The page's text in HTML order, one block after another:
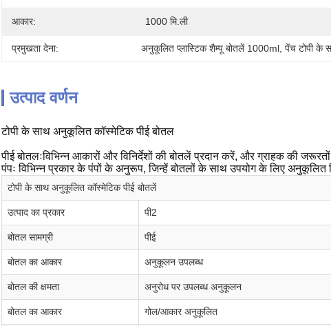
आकार: 1000 मि.ली
प्रमुखता देना: अनुकूलित प्लास्टिक शैम्पू बोतलें 1000ml , पेंच टोपी के
उत्पाद वर्णन
टोपी के साथ अनुकूलित कॉस्मेटिक पीई बोतल
पीई बोतलःविभिन्न आकारों और विनिर्देशों की बोतलें प्रदान करें, और ग्राहक की
पंपः विभिन्न प्रकार के पंपों के अनुरूप, जिन्हें बोतलों के साथ उपयोग के लिए अनुकूलित
टोपी के साथ अनुकूलित कॉस्मेटिक पीई बोतलें
उत्पाद का प्रकार पी2
बोतल सामग्री पीई
बोतल का आकार अनुकूलन उपलब्ध
बोतल की क्षमता अनुरोध पर उपलब्ध अनुकूलन
बोतल का आकार गोल/आकार अनुकूलित